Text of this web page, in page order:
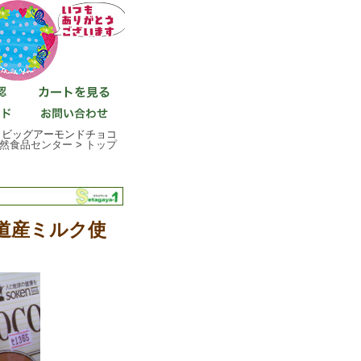
ッグアーモンドチョコ
食品センター > トップ
産ミルク使